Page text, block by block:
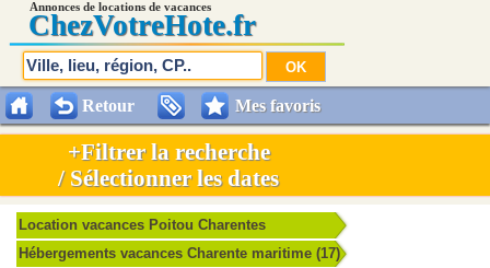
Location vacances Poitou Charentes
Hébergements vacances Charente maritime (17)
Retour Mes favoris
Annonces de locations de vacances
ChezVotreHote.fr
+Filtrer la recherche
/ Sélectionner les dates